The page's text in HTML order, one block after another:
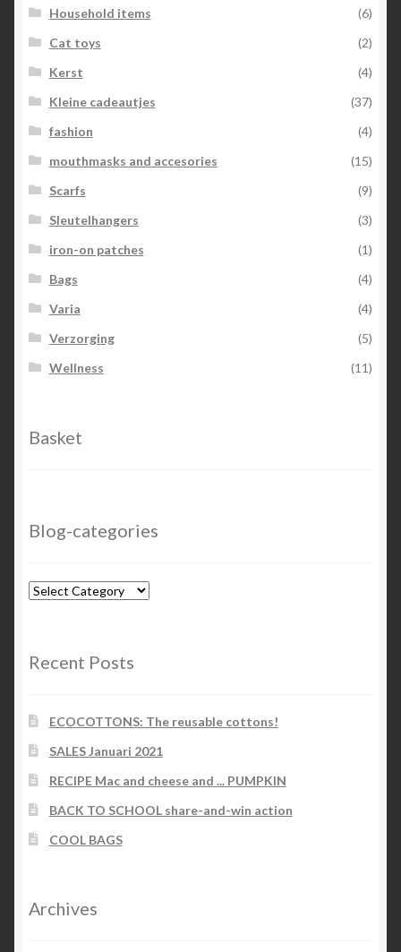
Household items
(6)
Cat toys
(2)
Kerst
(4)
Kleine cadeautjes
(37)
fashion
(4)
mouthmasks and accesories
(15)
Scarfs
(9)
Sleutelhangers
(3)
iron-on patches
(1)
Bags
(4)
Varia
(4)
Verzorging
(5)
Wellness
(11)
Basket
Blog-categories
Blog-
Recent Posts
ECOCOTTONS: The reusable cottons!
SALES Januari 2021
RECIPE Mac and cheese and ... PUMPKIN
BACK TO SCHOOL share-and-win action
COOL BAGS
Archives